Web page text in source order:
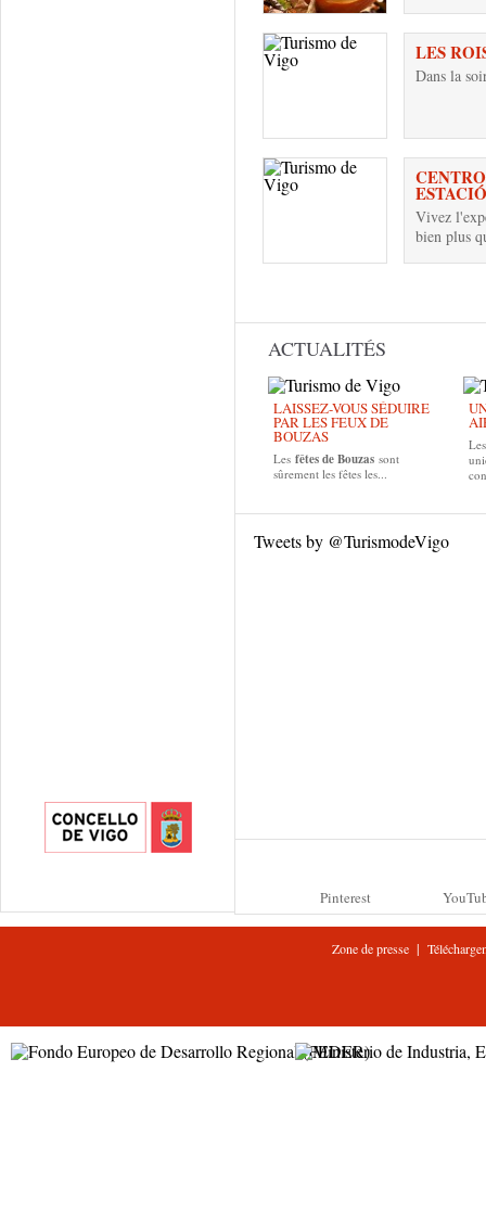
LES
Dans la
Vivez
bien plus
ACTUALITÉS
LAISSEZ-VOUS SÉDUIRE
PAR LES FEUX DE
BOUZAS
Les fêtes deBouzas sont
sûrement les fêtes les...
Tweets by @TurismodeVigo
Pinterest
Zone de presse |